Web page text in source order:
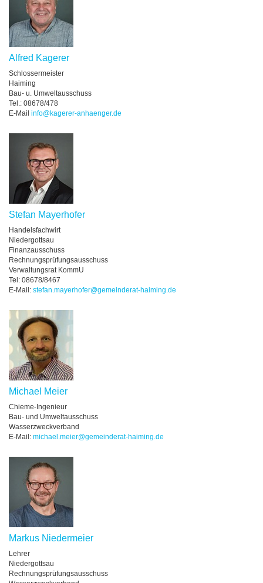
Alfred Kagerer
Schlossermeister
Haiming
Bau- u. Umweltausschuss
Tel.: 08678/478
E-Mail info@kagerer-anhaenger.de
Stefan Mayerhofer
Handelsfachwirt
Niedergottsau
Finanzausschuss
Rechnungsprüfungsausschuss
Verwaltungsrat KommU
Tel: 08678/8467
E-Mail: stefan.mayerhofer@gemeinderat-haiming.de
Michael Meier
Chieme-Ingenieur
Bau- und Umweltausschuss
Wasserzweckverband
E-Mail: michael.meier@gemeinderat-haiming.de
Markus Niedermeier
Lehrer
Niedergottsau
Rechnungsprüfungsausschuss